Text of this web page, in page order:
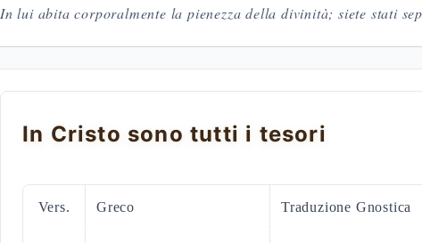
In lui abita corporalmente la pienezza della divinità; siete stati
In Cristo sono tutti i tesori
Vers. Greco Traduzione Gnostica